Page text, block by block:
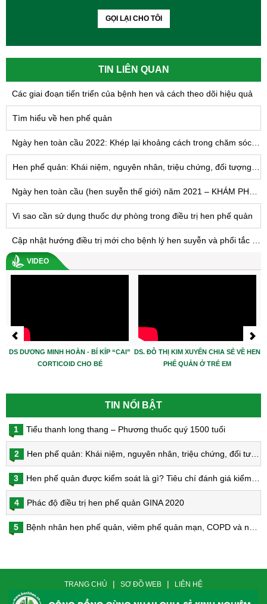
GỌI LẠI CHO TÔI
TIN LIÊN QUAN
Các giai đoạn tiến triển của bệnh hen và cách theo dõi hiệu quả
Tìm hiểu về hen phế quản
Vì sao cần sử dụng thuốc dự phòng trong điều trị hen phế quản
VIDEO
DS DƯƠNG MINH HOÀN - BÍ KÍP “CAI”
CORTICOID CHO BÉ
DS. ĐỖ THỊ KIM XUYẾN CHIA SẺ VỀ HEN
PHẾ QUẢN Ở TRẺ EM
TIN NỔI BẬT
1 Tiểu thanh long thang – Phương thuốc quý 1500 tuổi
2 Hen phế quản: Khái niệm, nguyên nhân, triệu chứng, đối tượng nguy cơ, phòng bệnh, chẩn đoán và điều trị hen phế quản
3 Hen phế quản được kiểm soát là gì? Tiêu chí đánh giá kiểm soát hen
4 Phác độ điều trị hen phế quản GINA 2020
5 Bệnh nhân hen phế quản, viêm phế quản mạn, COPD và nguy cơ nhiễm virus Corona
TRANG CHỦ | SƠ ĐỒ WEB | LIÊN HỆ